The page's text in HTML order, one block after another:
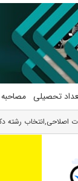
تحصیلی
اصلاحی,انتخاب رشته